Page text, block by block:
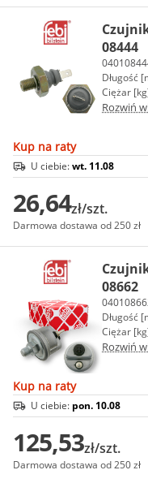
08444
Długość
Ciężar
Rozwiń
Kup na raty
U ciebie:wt. 11.08
26,64zł/szt.
Darmowa dostawa od 250 zł
08662
Długość
Ciężar
Rozwiń
Kup na raty
U ciebie: pon. 10.08
125,53zł/szt.
Darmowa dostawa od 250 zł